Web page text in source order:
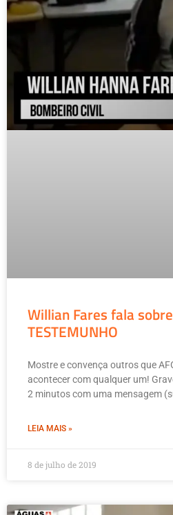
Willian Fares fala
TESTEMUNHO
Mostre e convença outros que
acontecer com qualquer um!
2 minutos com uma mensagem
LEIA MAIS »
8 de julho de 2019